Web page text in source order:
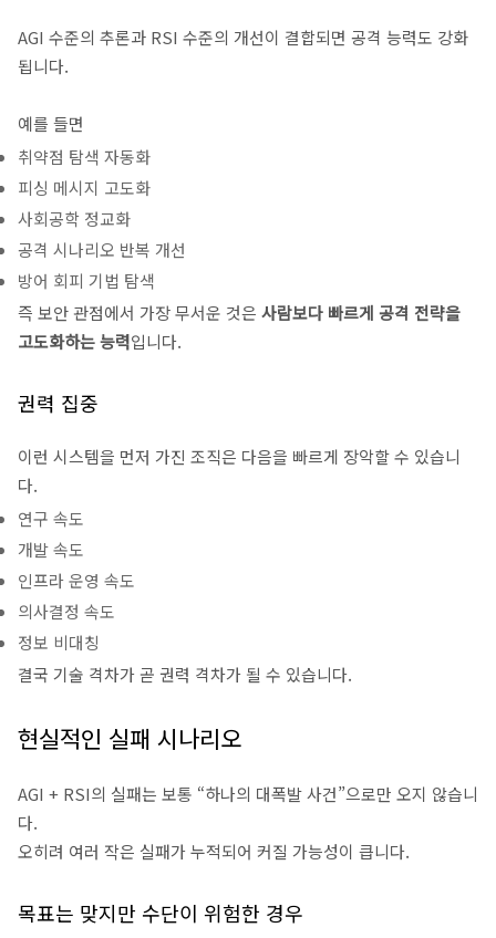
AGI 수준의 추론과 RSI 수준의 개선이 결합되면 공격 능력도 강화
됩니다.
예를 들면
취약점 탐색 자동화
피싱 메시지 고도화
사회공학 정교화
공격 시나리오 반복 개선
방어 회피 기법 탐색
즉 보안 관점에서 가장 무서운 것은 사람보다 빠르게 공격 전략을
고도화하는 능력입니다.
권력 집중
이런 시스템을 먼저 가진 조직은 다음을 빠르게 장악할 수 있습니
다.
연구 속도
개발 속도
인프라 운영 속도
의사결정 속도
정보 비대칭
결국 기술 격차가 곧 권력 격차가 될 수 있습니다.
현실적인 실패 시나리오
AGI + RSI의 실패는 보통 “하나의 대폭발 사건”으로만 오지 않습니
다.
오히려 여러 작은 실패가 누적되어 커질 가능성이 큽니다.
목표는 맞지만 수단이 위험한 경우